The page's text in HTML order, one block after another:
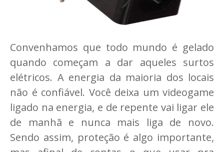
Convenhamos que todo mundo é gelado
quando começam a dar aqueles surtos
elétricos. A energia da maioria dos locais
não é confiável. Você deixa um videogame
ligado na energia, e de repente vai ligar ele
de manhã e nunca mais liga de novo.
Sendo assim, proteção é algo importante,